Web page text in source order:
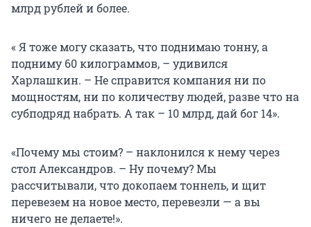
млрд рублей и более.
« Я тоже могу сказать, что поднимаю тонну, а
подниму 60 килограммов, – удивился
Харлашкин. – Не справится компания ни по
мощностям, ни по количеству людей, разве что на
субподряд набрать. А так – 10 млрд, дай бог 14».
«Почему мы стоим? – наклонился к нему через
стол Александров. – Ну почему? Мы
рассчитывали, что докопаем тоннель, и щит
перевезем на новое место, перевезли — а вы
ничего не делаете!».